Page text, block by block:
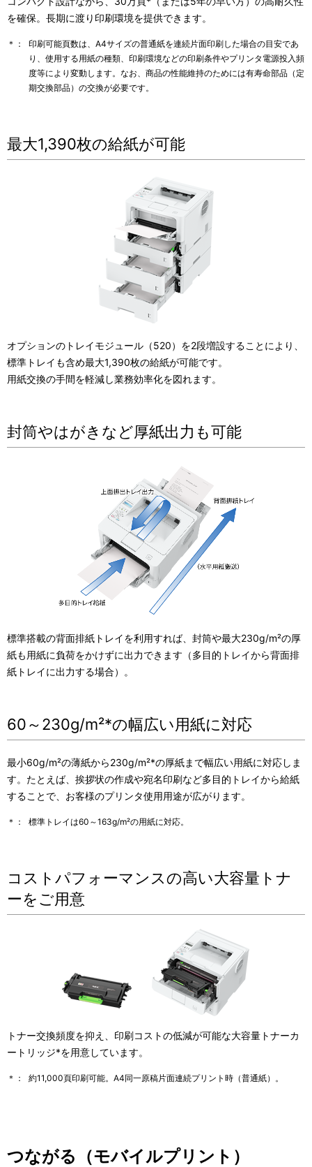
を確保。長期に渡り印刷環境を提供できます。
＊：
印刷可能頁数は、A4サイズの普通紙を連続片面印刷した場合の目安であ
り、使用する用紙の種類、印刷環境などの印刷条件やプリンタ電源投入頻
度等により変動します。なお、商品の性能維持のためには有寿命部品（定
期交換部品）の交換が必要です。
最大1,390枚の給紙が可能
オプションのトレイモジュール（520）を2段増設することにより、
標準トレイも含め最大1,390枚の給紙が可能です。
用紙交換の手間を軽減し業務効率化を図れます。
封筒やはがきなど厚紙出力も可能
標準搭載の背面排紙トレイを利用すれば、封筒や最大230g/m²の厚
紙も用紙に負荷をかけずに出力できます（多目的トレイから背面排
紙トレイに出力する場合）。
60～230g/m²*の幅広い用紙に対応
最小60g/m²の薄紙から230g/m²*の厚紙まで幅広い用紙に対応しま
す。たとえば、挨拶状の作成や宛名印刷など多目的トレイから給紙
することで、お客様のプリンタ使用用途が広がります。
＊： 標準トレイは60～163g/m²の用紙に対応。
コストパフォーマンスの高い大容量トナ
ーをご用意
トナー交換頻度を抑え、印刷コストの低減が可能な大容量トナーカ
ートリッジ*を用意しています。
＊： 約11,000頁印刷可能。A4同一原稿片面連続プリント時（普通紙）。
つながる（モバイルプリント）